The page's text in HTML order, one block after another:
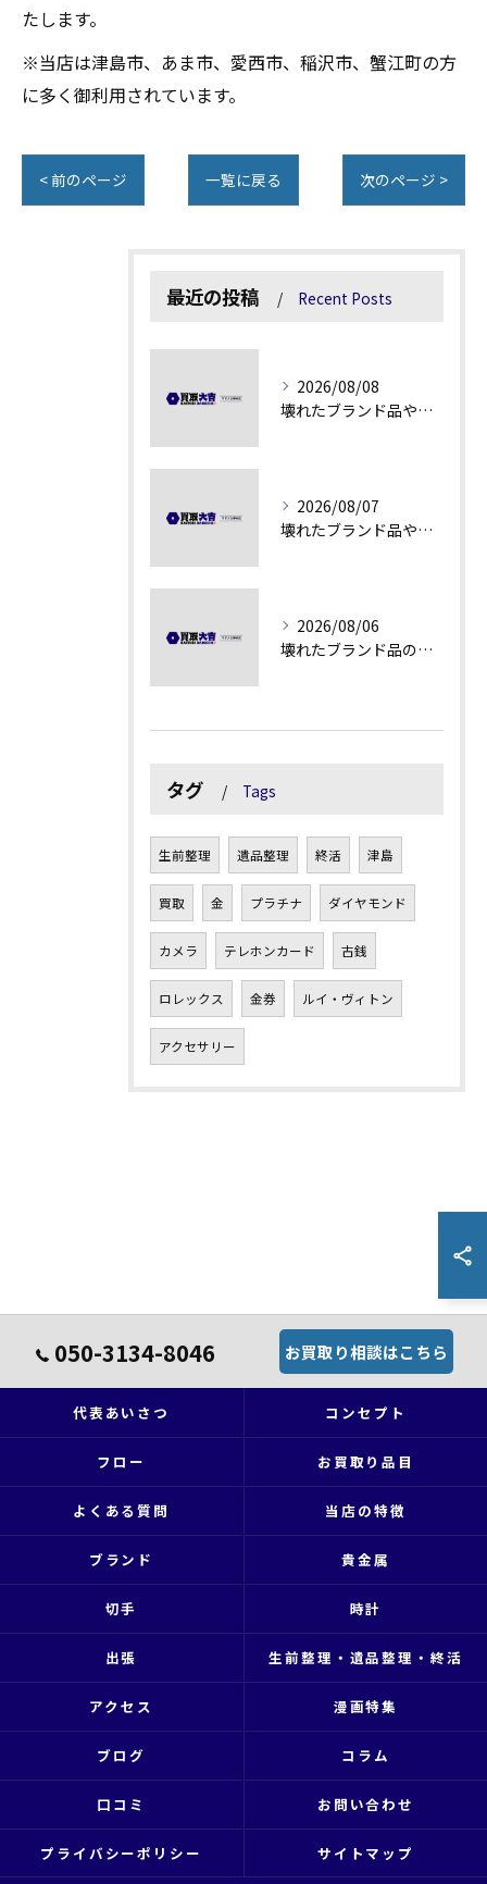
たします。
※当店は津島市、あま市、愛西市、稲沢市、蟹江町の方
に多く御利用されています。
< 前のページ 一覧に戻る 次のページ >
最近の投稿 Recent Posts
2026/08/08
壊れたブランド品や汚れアクセサリーの買取価値解説
2026/08/07
壊れたブランド品や古物の価値を見極める秘訣
2026/08/06
壊れたブランド品の価値を見極める技術とは
タグ Tags
生前整理 遺品整理 終活 津島
買取 金 プラチナ ダイヤモンド
カメラ テレホンカード 古銭
ロレックス 金券 ルイ・ヴィトン
アクセサリー
050-3134-8046 お買取り相談はこちら
代表あいさつ コンセプト
フロー お買取り品目
よくある質問 当店の特徴
ブランド 貴金属
切手 時計
出張 生前整理・遺品整理・終活
アクセス 漫画特集
ブログ コラム
口コミ お問い合わせ
プライバシーポリシー サイトマップ